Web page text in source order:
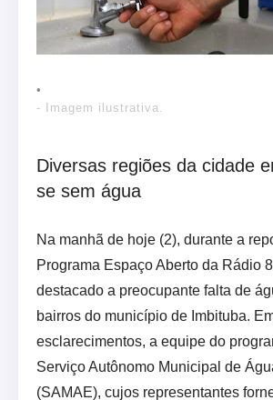
- Imagem ilustrativa.
Diversas regiões da cidade
se sem água
Na manhã de hoje (2), durante a
Programa Espaço Aberto da Rádio
destacado a preocupante falta de
bairros do município de Imbituba.
esclarecimentos, a equipe do
Serviço Autônomo Municipal de
(SAMAE), cujos representantes